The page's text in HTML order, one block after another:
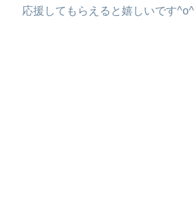
応援してもらえると嬉しいです^o^